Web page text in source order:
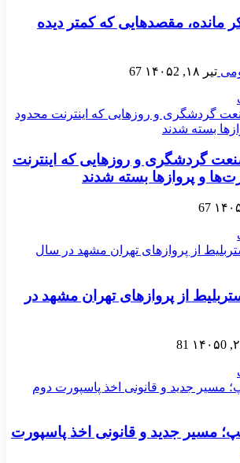
مانده، مقصدهایی که کمتر دیده
تیر ۱۸, ۱۴۰۵ 2
67
گردشگری و روزهایی که اینترنت
و پروازها بسته شدند
67
از پروازهای تهران مشهد در
0
81
مسیر جدید و قانونی اخذ پاسپورت